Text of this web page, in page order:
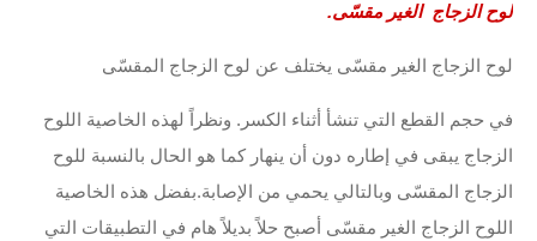
لوح الزجاج الغير مقسّى.
لوح الزجاج الغير مقسّى يختلف عن لوح الزجاج المقسّى
في حجم القطع التي تنشأ أثناء الكسر. ونظراً لهذه الخاصية اللوح
الزجاج يبقى في إطاره دون أن ينهار كما هو الحال بالنسبة للوح
الزجاج المقسّى وبالتالي يحمي من الإصابة.بفضل هذه الخاصية
اللوح الزجاج الغير مقسّى أصبح حلاً بديلاً هام في التطبيقات التي